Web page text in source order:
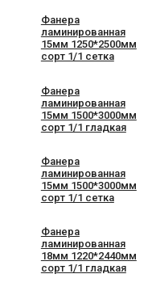
Фанера
ламинированная
15мм 1250*2500мм
сорт 1/1 сетка
Фанера
ламинированная
15мм 1500*3000мм
сорт 1/1 гладкая
Фанера
ламинированная
15мм 1500*3000мм
сорт 1/1 сетка
Фанера
ламинированная
18мм 1220*2440мм
сорт 1/1 гладкая